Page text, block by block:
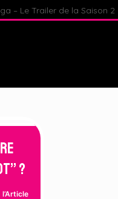
– Le Trailer de la Saison
?